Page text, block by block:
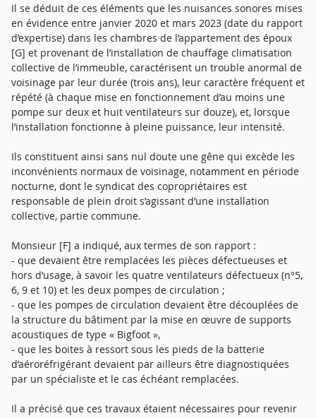
Il se déduit de ces éléments que les nuisances sonores mises
en évidence entre janvier 2020 et mars 2023 (date du rapport
d’expertise) dans les chambres de l’appartement des époux
[G] et provenant de l’installation de chauffage climatisation
collective de l’immeuble, caractérisent un trouble anormal de
voisinage par leur durée (trois ans), leur caractère fréquent et
répété (à chaque mise en fonctionnement d’au moins une
pompe sur deux et huit ventilateurs sur douze), et, lorsque
l’installation fonctionne à pleine puissance, leur intensité.
Ils constituent ainsi sans nul doute une gêne qui excède les
inconvénients normaux de voisinage, notamment en période
nocturne, dont le syndicat des copropriétaires est
responsable de plein droit s’agissant d’une installation
collective, partie commune.
Monsieur [F] a indiqué, aux termes de son rapport :
- que devaient être remplacées les pièces défectueuses et
hors d’usage, à savoir les quatre ventilateurs défectueux (n°5,
6, 9 et 10) et les deux pompes de circulation ;
- que les pompes de circulation devaient être découplées de
la structure du bâtiment par la mise en œuvre de supports
acoustiques de type « Bigfoot »,
- que les boites à ressort sous les pieds de la batterie
d’aéroréfrigérant devaient par ailleurs être diagnostiquées
par un spécialiste et le cas échéant remplacées.
Il a précisé que ces travaux étaient nécessaires pour revenir